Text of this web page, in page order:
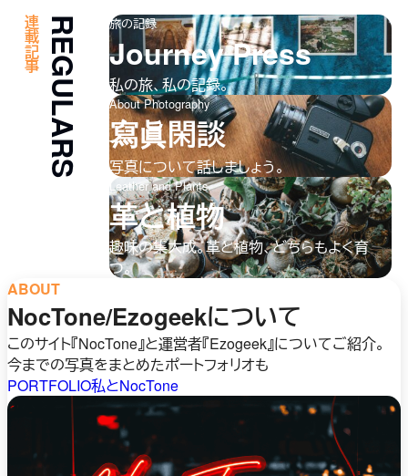
REGULARS
連載記事 旅の記録
Journey Press
私の旅、私の記録。
About Photography
寫眞閑談
写真について話しましょう。
Leather and Plants
革と植物
趣味の集大成。革と植物、どちらもよく育
つ。
ABOUT
NocTone/Ezogeekについて
このサイト『NocTone』と運営者『Ezogeek』についてご紹介。
今までの写真をまとめたポートフォリオも
PORTFOLIO私とNocTone